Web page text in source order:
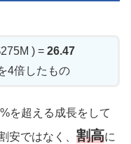
) = 26.47
4倍したもの
を超える成長をして
安ではなく、 割高に